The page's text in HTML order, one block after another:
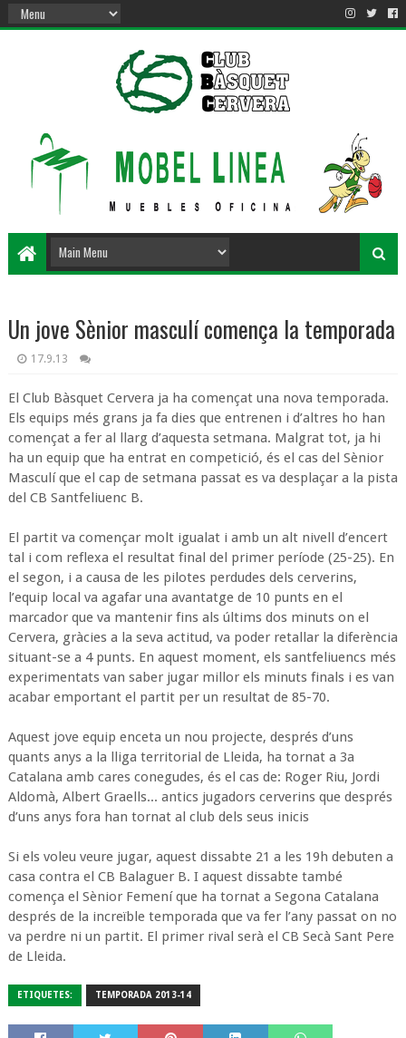
Un jove Sènior masculí comença la temporada
17.9.13
El Club Bàsquet Cervera ja ha començat una nova temporada.
Els equips més grans ja fa dies que entrenen i d’altres ho han
començat a fer al llarg d’aquesta setmana. Malgrat tot, ja hi
ha un equip que ha entrat en competició, és el cas del Sènior
Masculí que el cap de setmana passat es va desplaçar a la pista
del CB Santfeliuenc B.
El partit va començar molt igualat i amb un alt nivell d’encert
tal i com reflexa el resultat final del primer període (25-25). En
el segon, i a causa de les pilotes perdudes dels cerverins,
l’equip local va agafar una avantatge de 10 punts en el
marcador que va mantenir fins als últims dos minuts on el
Cervera, gràcies a la seva actitud, va poder retallar la diferència
situant-se a 4 punts. En aquest moment, els santfeliuencs més
experimentats van saber jugar millor els minuts finals i es van
acabar emportant el partit per un resultat de 85-70.
Aquest jove equip enceta un nou projecte, després d’uns
quants anys a la lliga territorial de Lleida, ha tornat a 3a
Catalana amb cares conegudes, és el cas de: Roger Riu, Jordi
Aldomà, Albert Graells... antics jugadors cerverins que després
d’uns anys fora han tornat al club dels seus inicis
Si els voleu veure jugar, aquest dissabte 21 a les 19h debuten a
casa contra el CB Balaguer B. I aquest dissabte també
comença el Sènior Femení que ha tornat a Segona Catalana
després de la increïble temporada que va fer l’any passat on no
va perdre ni un partit. El primer rival serà el CB Secà Sant Pere
de Lleida.
ETIQUETES: TEMPORADA 2013-14